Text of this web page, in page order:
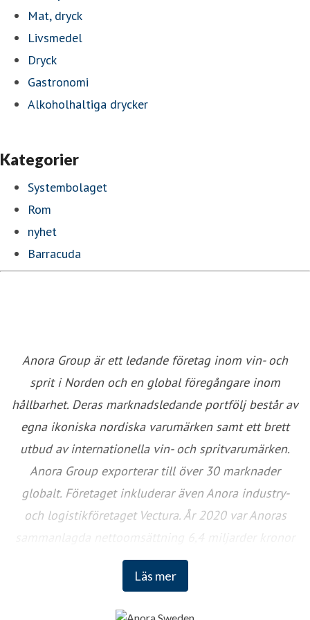
Mat, dryck
Livsmedel
Dryck
Gastronomi
Alkoholhaltiga drycker
Kategorier
Systembolaget
Rom
nyhet
Barracuda
Anora Group är ett ledande företag inom vin- och
sprit i Norden och en global föregångare inom
hållbarhet. Deras marknadsledande portfölj består av
egna ikoniska nordiska varumärken samt ett brett
utbud av internationella vin- och spritvarumärken.
Anora Group exporterar till över 30 marknader
globalt. Företaget inkluderar även Anora industry-
och logistikföretaget Vectura. År 2020 var Anoras
sammanlagda nettoomsättning 6,4 miljarder kronor
och företaget sysselsätter cirka 1100 anställda. Anora
Groups aktier är noterade på Nasdaq Helsinki och
Läs mer